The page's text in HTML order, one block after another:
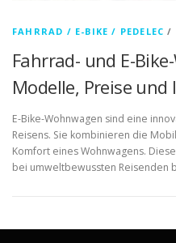
FAHRRAD / E-BIKE / PEDELEC /
Fahrrad- und E-
Modelle, Preise und
E-Bike-Wohnwagen sind eine
Reisens. Sie kombinieren die
Komfort eines Wohnwagens.
bei umweltbewussten Reisenden